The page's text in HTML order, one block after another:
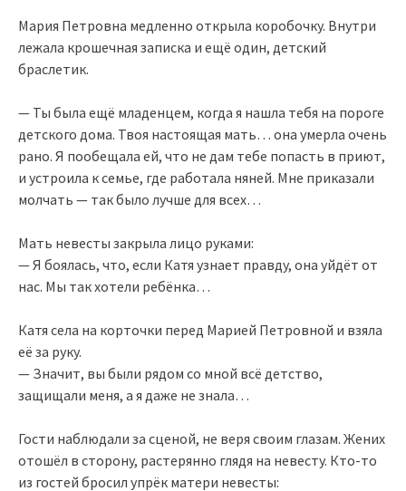
Мария Петровна медленно открыла коробочку. Внутри
лежала крошечная записка и ещё один, детский
браслетик.
— Ты была ещё младенцем, когда я нашла тебя на пороге
детского дома. Твоя настоящая мать… она умерла очень
рано. Я пообещала ей, что не дам тебе попасть в приют,
и устроила к семье, где работала няней. Мне приказали
молчать — так было лучше для всех…
Мать невесты закрыла лицо руками:
— Я боялась, что, если Катя узнает правду, она уйдёт от
нас. Мы так хотели ребёнка…
Катя села на корточки перед Марией Петровной и взяла
её за руку.
— Значит, вы были рядом со мной всё детство,
защищали меня, а я даже не знала…
Гости наблюдали за сценой, не веря своим глазам. Жених
отошёл в сторону, растерянно глядя на невесту. Кто‑то
из гостей бросил упрёк матери невесты: